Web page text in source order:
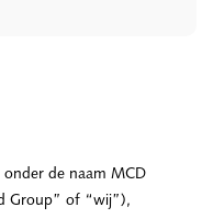
onder de naam MCD
Group” of “wij”),